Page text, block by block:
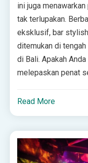
ini juga
tak terlupakan.
eksklusif, bar
ditemukan di
di Bali. Apakah
melepaskan penat
Read More